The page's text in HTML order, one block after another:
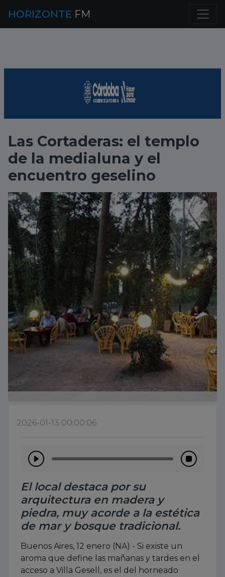
HORIZONTE FM
Las Cortaderas: el templo
de la medialuna y el
encuentro geselino
2026-01-13 00:00:06
El local destaca por su
arquitectura en madera y
piedra, muy acorde a la estética
de mar y bosque tradicional.
Buenos Aires, 12 enero (NA) - Si existe un
aroma que define las mañanas y tardes en el
acceso a Villa Gesell, es el del horneado